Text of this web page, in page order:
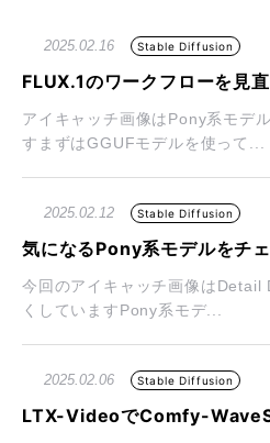
2025.02.16 Stable Diffusion
FLUX.1のワークフローを見
アイキャッチ画像はPony系モデ
すまずはGGUFモデルを使って...
2025.02.12 Stable Diffusion
気になるPony系モデルをチ
今回のアイキャッチ画像はDetail
くしていますPony系モデ...
2025.02.06 Stable Diffusion
LTX-VideoでComfy-